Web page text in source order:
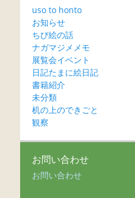
uso to honto
お知らせ
ちび絵の話
ナガマジメメモ
展覧会イベント
日記たまに絵日記
書籍紹介
未分類
机の上のできごと
観察
お問い合わせ
お問い合わせ